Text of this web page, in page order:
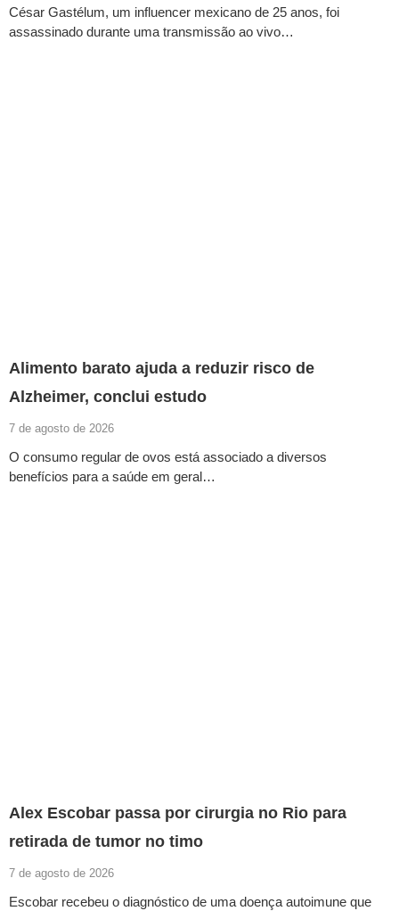
César Gastélum, um influencer mexicano de 25 anos, foi
assassinado durante uma transmissão ao vivo…
Alimento barato ajuda a reduzir risco de
Alzheimer, conclui estudo
7 de agosto de 2026
O consumo regular de ovos está associado a diversos
benefícios para a saúde em geral…
Alex Escobar passa por cirurgia no Rio para
retirada de tumor no timo
7 de agosto de 2026
Escobar recebeu o diagnóstico de uma doença autoimune que